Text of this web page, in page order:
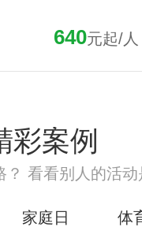
640元起/人
彩案例
？ 看看别人的活
家庭日 体